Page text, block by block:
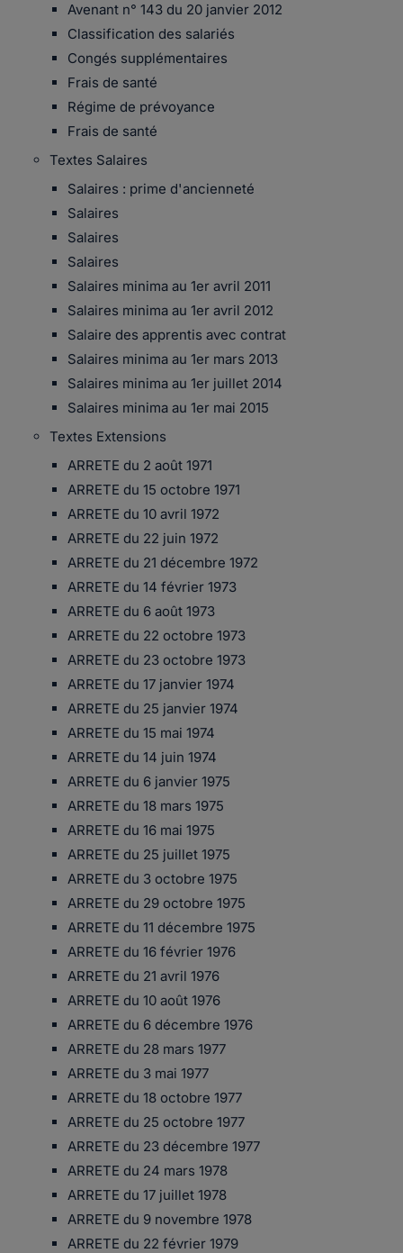
Avenant n° 143 du 20 janvier 2012
Classification des salariés
Congés supplémentaires
Frais de santé
Régime de prévoyance
Frais de santé
Textes Salaires
Salaires : prime d'ancienneté
Salaires
Salaires
Salaires
Salaires minima au 1er avril 2011
Salaires minima au 1er avril 2012
Salaire des apprentis avec contrat
Salaires minima au 1er mars 2013
Salaires minima au 1er juillet 2014
Salaires minima au 1er mai 2015
Textes Extensions
ARRETE du 2 août 1971
ARRETE du 15 octobre 1971
ARRETE du 10 avril 1972
ARRETE du 22 juin 1972
ARRETE du 21 décembre 1972
ARRETE du 14 février 1973
ARRETE du 6 août 1973
ARRETE du 22 octobre 1973
ARRETE du 23 octobre 1973
ARRETE du 17 janvier 1974
ARRETE du 25 janvier 1974
ARRETE du 15 mai 1974
ARRETE du 14 juin 1974
ARRETE du 6 janvier 1975
ARRETE du 18 mars 1975
ARRETE du 16 mai 1975
ARRETE du 25 juillet 1975
ARRETE du 3 octobre 1975
ARRETE du 29 octobre 1975
ARRETE du 11 décembre 1975
ARRETE du 16 février 1976
ARRETE du 21 avril 1976
ARRETE du 10 août 1976
ARRETE du 6 décembre 1976
ARRETE du 28 mars 1977
ARRETE du 3 mai 1977
ARRETE du 18 octobre 1977
ARRETE du 25 octobre 1977
ARRETE du 23 décembre 1977
ARRETE du 24 mars 1978
ARRETE du 17 juillet 1978
ARRETE du 9 novembre 1978
ARRETE du 22 février 1979